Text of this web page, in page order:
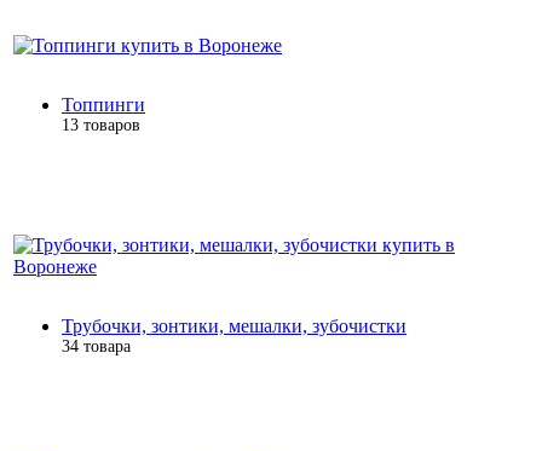
Топпинги
13 товаров
Трубочки, зонтики, мешалки, зубочистки
34 товара